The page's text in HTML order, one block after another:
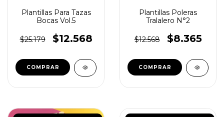
Plantillas Para Tazas
Bocas Vol.5
$25.179 $12.568
Plantillas Poleras
Tralalero N°2
$12.568 $8.365